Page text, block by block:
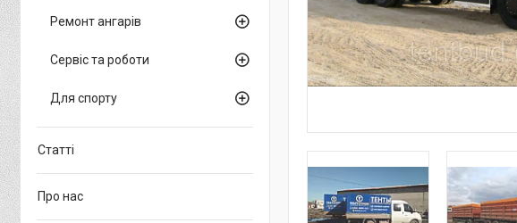
Ремонт ангарів
Сервіс та роботи
Для спорту
Статті
Про нас